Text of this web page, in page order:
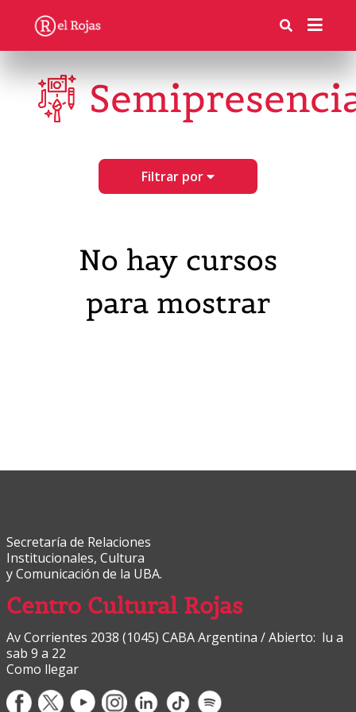
Filtrar por
No hay cursos
para mostrar
Secretaría de Relaciones
Institucionales, Cultura
y Comunicación de la UBA.
Centro Cultural Rojas
Av Corrientes 2038 (1045) CABA Argentina / Abierto: lu a
sab 9 a 22
Como llegar